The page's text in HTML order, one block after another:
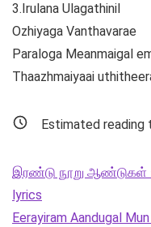
3.Irulana Ulagathinil
Ozhiyaga Vanthavarae
Paraloga Meanmaigal
Thaazhmaiyaai
Estimated reading
இரண்டு நூறு ஆண்டுகள் –
lyrics
Eerayiram Aandugal